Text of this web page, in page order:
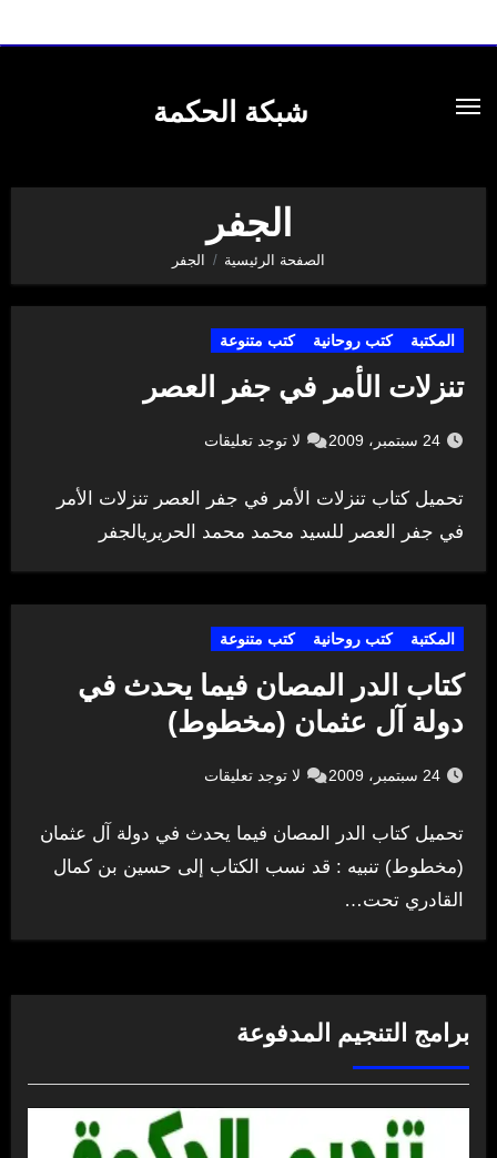
شبكة الحكمة
الجفر
الصفحة الرئيسية الجفر
المكتبة كتب روحانية كتب متنوعة
تنزلات الأمر في جفر العصر
24 سبتمبر، 2009 لا توجد تعليقات
تحميل كتاب تنزلات الأمر في جفر العصر تنزلات الأمر
في جفر العصر للسيد محمد محمد الحريريالجفر
المكتبة كتب روحانية كتب متنوعة
كتاب الدر المصان فيما يحدث في
دولة آل عثمان (مخطوط)
24 سبتمبر، 2009 لا توجد تعليقات
تحميل كتاب الدر المصان فيما يحدث في دولة آل عثمان
(مخطوط) تنبيه : قد نسب الكتاب إلى حسين بن كمال
القادري تحت…
برامج التنجيم المدفوعة